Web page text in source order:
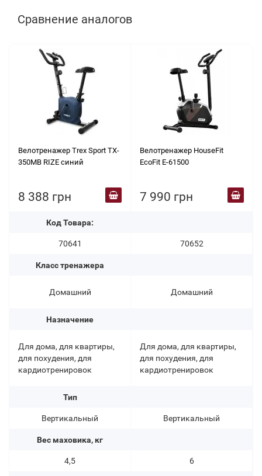
Сравнение аналогов
Велотренажер Trex Sport TX-
350MB RIZE синий
8 388 грн
Код Товара:
70641
Класс тренажера
Домашний
Назначение
Для дома, для квартиры,
для похудения, для
кардиотренировок
Тип
Вертикальный
Вес маховика, кг
4,5
Велотренажер HouseFit
EcoFit E-61500
7 990 грн
70652
Домашний
Для дома, для квартиры,
для похудения, для
кардиотренировок
Вертикальный
6